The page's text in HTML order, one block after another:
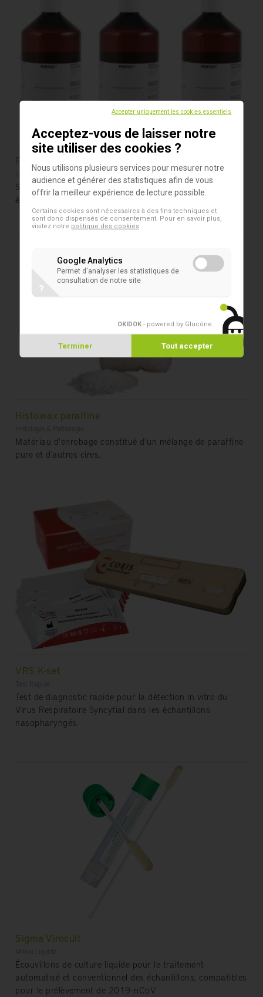
Pertex Mounting Medium
Histologie & Pathologie
Séchage rapide pour le montage et la conservation des
éprouvettes de lames.
Histowax paraffine
Matériau d'enrobage constitué d'un mélange de paraffine
pure et d'autres cires.
VRS K-set
Test de diagnostic rapide pour la détection in vitro du
Virus Respiratoire Syncytial dans les échantillons
nasopharyngés.
Sigma Virocult
Écouvillons de culture liquide pour le traitement
automatisé et conventionnel des échantillons, compatibles
pour le prélèvement de 2019-nCoV
Accepter uniquement les cookies essentiels
Acceptez-vous de laisser notre
site utiliser des cookies ?
Nous utilisons plusieurs services pour mesurer notre
audience et générer des statistiques afin de vous
offrir la meilleur expérience de lecture possible.
Certains cookies sont nécessaires à des fins techniques et
sont donc dispensés de consentement. Pour en savoir plus,
visitez notre politique des cookies
Google Analytics
Permet d'analyser les statistiques de
consultation de notre site
?
OKIDOK - powered by Glucône
Terminer Tout accepter